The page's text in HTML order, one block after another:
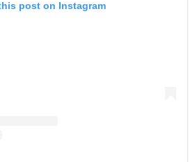
post on Instagram